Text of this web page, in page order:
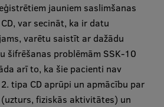
jauniem saslimšanas
var secināt, ka ir datu
varētu saistīt ar dažādu
šifrēšanas problēmām SSK-10
arī to, ka šie pacienti nav
tipa CD aprūpi un apmācību par
fiziskās aktivitātes) un